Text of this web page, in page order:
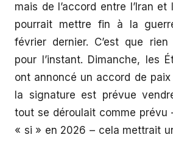
mais de l’accord entre l’Iran
pourrait mettre fin à la
février dernier. C’est que rien
pour l’instant. Dimanche, les
ont annoncé un accord de
la signature est prévue
tout se déroulait comme prévu
« si » en 2026 – cela mettrait